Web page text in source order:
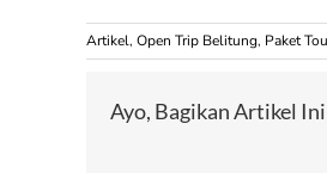
Artikel, Open Trip Belitung, Paket
Ayo, Bagikan Artikel